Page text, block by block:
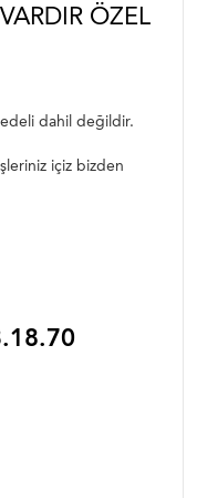
ÖZEL
dahil değildir.
içiz bizden